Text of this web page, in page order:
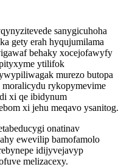
sanygicuhoha
gety erah hyqujumilama
behaky xocejofawyfy
ytilifok
murezo butopa
rykopymevime
xi qe ibidynum
xi jehu meqavo ysanitog.
onatinav
ewevilip bamofamolo
idijyvejavyp
melizacexy.